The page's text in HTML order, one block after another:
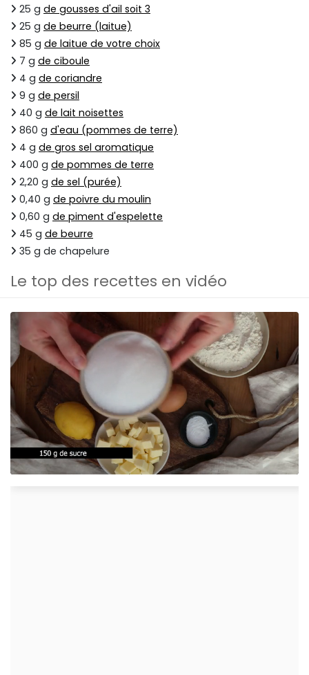
25 g de gousses d'ail soit 3
25 g de beurre (laitue)
85 g de laitue de votre choix
7 g de ciboule
4 g de coriandre
9 g de persil
40 g de lait noisettes
860 g d'eau (pommes de terre)
4 g de gros sel aromatique
400 g de pommes de terre
2,20 g de sel (purée)
0,40 g de poivre du moulin
0,60 g de piment d'espelette
45 g de beurre
35 g de chapelure
Le top des recettes en vidéo